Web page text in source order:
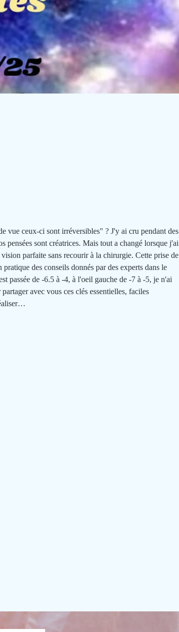
vue ceux-ci sont irréversibles" ? J'y ai cru pendant des
pensées sont créatrices. Mais tout a changé lorsque j'ai
parfaite sans recourir à la chirurgie. Cette prise de
des conseils donnés par des experts dans le
passée de -6.5 à -4, à l'oeil gauche de -7 à -5, je n'ai
avec vous ces clés essentielles, faciles